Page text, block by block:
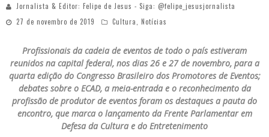
Jornalista & Editor: Felipe de Jesus - Siga: @felipe_jesusjornalista
27 de novembro de 2019
Cultura, Notícias
Profissionais da cadeia de eventos de todo o país estiveram
reunidos na capital federal, nos dias 26 e 27 de novembro, para a
quarta edição do Congresso Brasileiro dos Promotores de Eventos;
debates sobre o ECAD, a meia-entrada e o reconhecimento da
profissão de produtor de eventos foram os destaques a pauta do
encontro, que marca o lançamento da Frente Parlamentar em
Defesa da Cultura e do Entretenimento